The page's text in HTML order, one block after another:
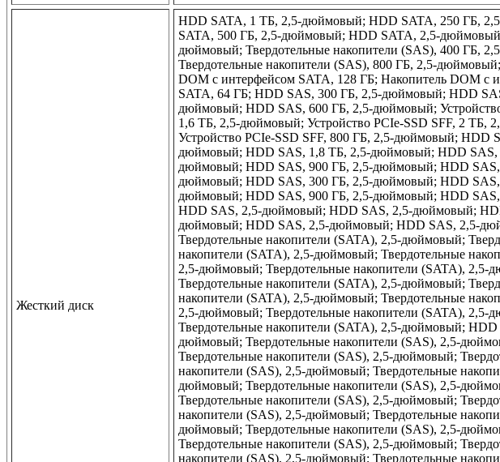
Жесткий диск
HDD SATA, 1 ТБ, 2,5-дюймовый; HDD SATA, 250 ГБ,
SATA, 500 ГБ, 2,5-дюймовый; HDD SATA, 2,5-
дюймовый; Твердотельные накопители (SAS), 400 ГБ,
Твердотельные накопители (SAS), 800 ГБ, 2,5-
DOM с интерфейсом SATA, 128 ГБ; Накопитель DOM с
SATA, 64 ГБ; HDD SAS, 300 ГБ, 2,5-дюймовый; HDD
дюймовый; HDD SAS, 600 ГБ, 2,5-дюймовый;
1,6 ТБ, 2,5-дюймовый; Устройство PCIe-SSD SFF, 2 ТБ,
Устройство PCIe-SSD SFF, 800 ГБ, 2,5-дюймовый; HDD
дюймовый; HDD SAS, 1,8 ТБ, 2,5-дюймовый; HDD SAS,
дюймовый; HDD SAS, 900 ГБ, 2,5-дюймовый; HDD
дюймовый; HDD SAS, 300 ГБ, 2,5-дюймовый; HDD SAS,
дюймовый; HDD SAS, 900 ГБ, 2,5-дюймовый; HDD
HDD SAS, 2,5-дюймовый; HDD SAS, 2,5-дюймовый;
дюймовый; HDD SAS, 2,5-дюймовый; HDD SAS, 2,5-
Твердотельные накопители (SATA), 2,5-дюймовый;
накопители (SATA), 2,5-дюймовый; Твердотельные
2,5-дюймовый; Твердотельные накопители (SATA), 2,5-
Твердотельные накопители (SATA), 2,5-дюймовый;
накопители (SATA), 2,5-дюймовый; Твердотельные
2,5-дюймовый; Твердотельные накопители (SATA), 2,5-
Твердотельные накопители (SATA), 2,5-дюймовый; HDD
дюймовый; Твердотельные накопители (SAS), 2,5-
Твердотельные накопители (SAS), 2,5-дюймовый;
накопители (SAS), 2,5-дюймовый; Твердотельные
дюймовый; Твердотельные накопители (SAS), 2,5-
Твердотельные накопители (SAS), 2,5-дюймовый;
накопители (SAS), 2,5-дюймовый; Твердотельные
дюймовый; Твердотельные накопители (SAS), 2,5-
Твердотельные накопители (SAS), 2,5-дюймовый;
накопители (SAS), 2,5-дюймовый; Твердотельные